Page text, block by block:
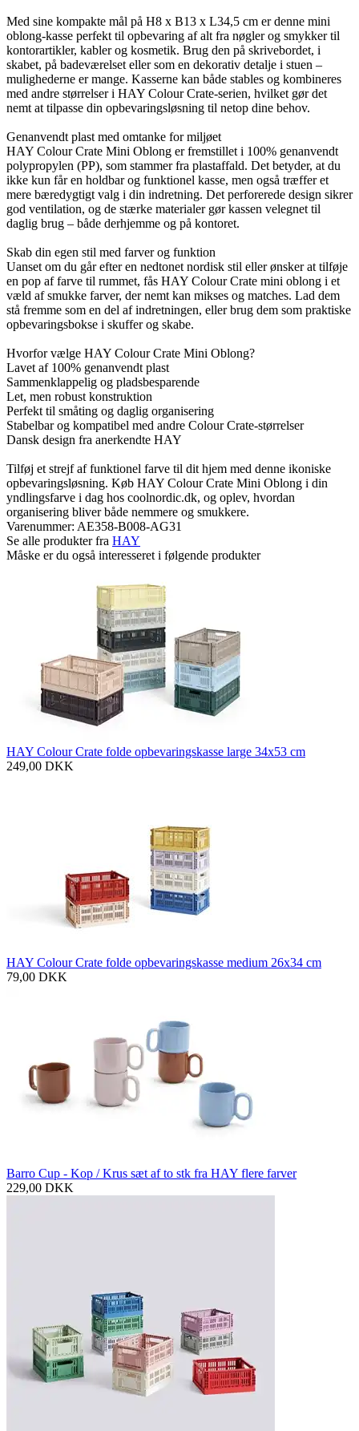
Med sine kompakte mål på H8 x B13 x L34,5 cm er denne mini
oblong-kasse perfekt til opbevaring af alt fra nøgler og smykker til
kontorartikler, kabler og kosmetik. Brug den på skrivebordet, i
skabet, på badeværelset eller som en dekorativ detalje i stuen –
mulighederne er mange. Kasserne kan både stables og kombineres
med andre størrelser i HAY Colour Crate-serien, hvilket gør det
nemt at tilpasse din opbevaringsløsning til netop dine behov.
Genanvendt plast med omtanke for miljøet
HAY Colour Crate Mini Oblong er fremstillet i 100% genanvendt
polypropylen (PP), som stammer fra plastaffald. Det betyder, at du
ikke kun får en holdbar og funktionel kasse, men også træffer et
mere bæredygtigt valg i din indretning. Det perforerede design sikrer
god ventilation, og de stærke materialer gør kassen velegnet til
daglig brug – både derhjemme og på kontoret.
Skab din egen stil med farver og funktion
Uanset om du går efter en nedtonet nordisk stil eller ønsker at tilføje
en pop af farve til rummet, fås HAY Colour Crate mini oblong i et
væld af smukke farver, der nemt kan mikses og matches. Lad dem
stå fremme som en del af indretningen, eller brug dem som praktiske
opbevaringsbokse i skuffer og skabe.
Hvorfor vælge HAY Colour Crate Mini Oblong?
Lavet af 100% genanvendt plast
Sammenklappelig og pladsbesparende
Let, men robust konstruktion
Perfekt til småting og daglig organisering
Stabelbar og kompatibel med andre Colour Crate-størrelser
Dansk design fra anerkendte HAY
Tilføj et strejf af funktionel farve til dit hjem med denne ikoniske
opbevaringsløsning. Køb HAY Colour Crate Mini Oblong i din
yndlingsfarve i dag hos coolnordic.dk, og oplev, hvordan
organisering bliver både nemmere og smukkere.
Varenummer: AE358-B008-AG31
Se alle produkter fra HAY
Måske er du også interesseret i følgende produkter
HAY Colour Crate folde opbevaringskasse large 34x53 cm
249,00 DKK
HAY Colour Crate folde opbevaringskasse medium 26x34 cm
79,00 DKK
Barro Cup - Kop / Krus sæt af to stk fra HAY flere farver
229,00 DKK